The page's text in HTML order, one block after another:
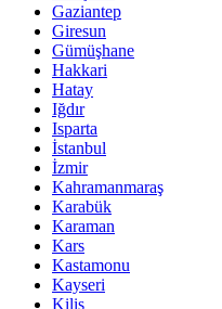
Gaziantep
Giresun
Gümüşhane
Hakkari
Hatay
Iğdır
Isparta
İstanbul
İzmir
Kahramanmaraş
Karabük
Karaman
Kars
Kastamonu
Kayseri
Kilis